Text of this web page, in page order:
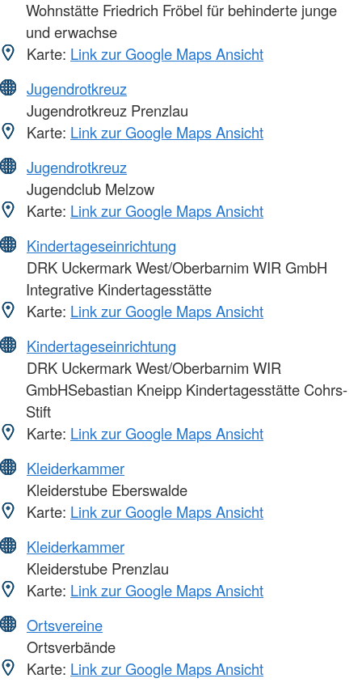
Wohnstätte Friedrich Fröbel für behinderte junge
und erwachse
Karte: Link zur Google Maps Ansicht
Jugendrotkreuz
Jugendrotkreuz Prenzlau
Karte: Link zur Google Maps Ansicht
Jugendrotkreuz
Jugendclub Melzow
Karte: Link zur Google Maps Ansicht
Kindertageseinrichtung
DRK Uckermark West/Oberbarnim WIR GmbH
Integrative Kindertagesstätte
Karte: Link zur Google Maps Ansicht
Kindertageseinrichtung
DRK Uckermark West/Oberbarnim WIR
GmbHSebastian Kneipp Kindertagesstätte Cohrs-
Stift
Karte: Link zur Google Maps Ansicht
Kleiderkammer
Kleiderstube Eberswalde
Karte: Link zur Google Maps Ansicht
Kleiderkammer
Kleiderstube Prenzlau
Karte: Link zur Google Maps Ansicht
Ortsvereine
Ortsverbände
Karte: Link zur Google Maps Ansicht